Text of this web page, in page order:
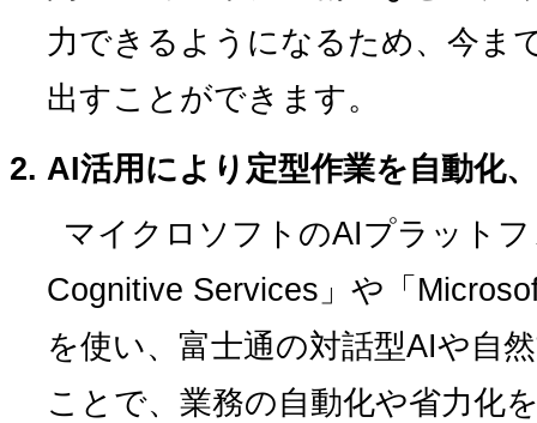
力できるようになるため、今ま
出すことができます。
AI活用により定型作業を自動化
マイクロソフトのAIプラット
Cognitive Services」や「
を使い、富士通の対話型AIや自
ことで、業務の自動化や省力化